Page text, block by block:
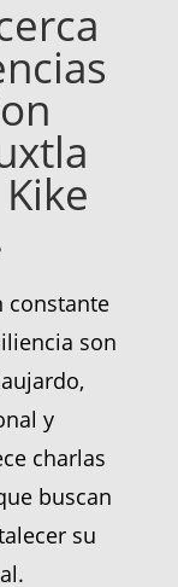
constante
son
y
charlas
buscan
su